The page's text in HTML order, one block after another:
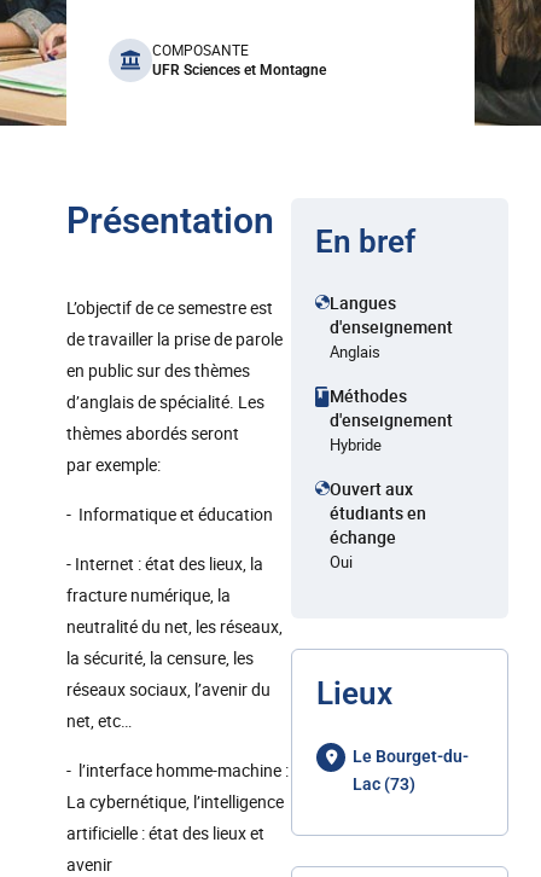
benefits
COMPOSANTE
UFR Sciences et Montagne
Présentation
L’objectif de ce semestre est
de travailler la prise de parole
en public sur des thèmes
d’anglais de spécialité. Les
thèmes abordés seront
par exemple:
- Informatique et éducation
- Internet : état des lieux, la
fracture numérique, la
neutralité du net, les réseaux,
la sécurité, la censure, les
réseaux sociaux, l’avenir du
net, etc…
- l’interface homme-machine :
La cybernétique, l’intelligence
artificielle : état des lieux et
avenir
En bref
Langues
d'enseignement
Anglais
Méthodes
d'enseignement
Hybride
Ouvert aux
étudiants en
échange
Oui
Lieux
Le Bourget-du-
Lac (73)